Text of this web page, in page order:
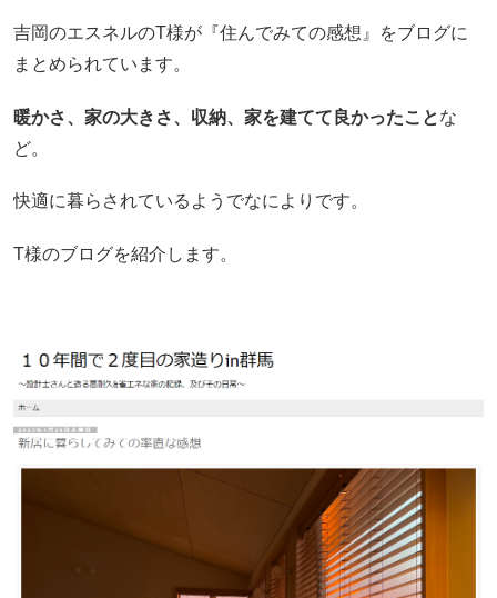
吉岡のエスネルのT様が『住んでみての感想』をブログに
まとめられています。
暖かさ、家の大きさ、収納、家を建てて良かったことな
ど。
快適に暮らされているようでなによりです。
T様のブログを紹介します。